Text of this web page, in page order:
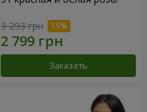
3 293 грн
Заказать